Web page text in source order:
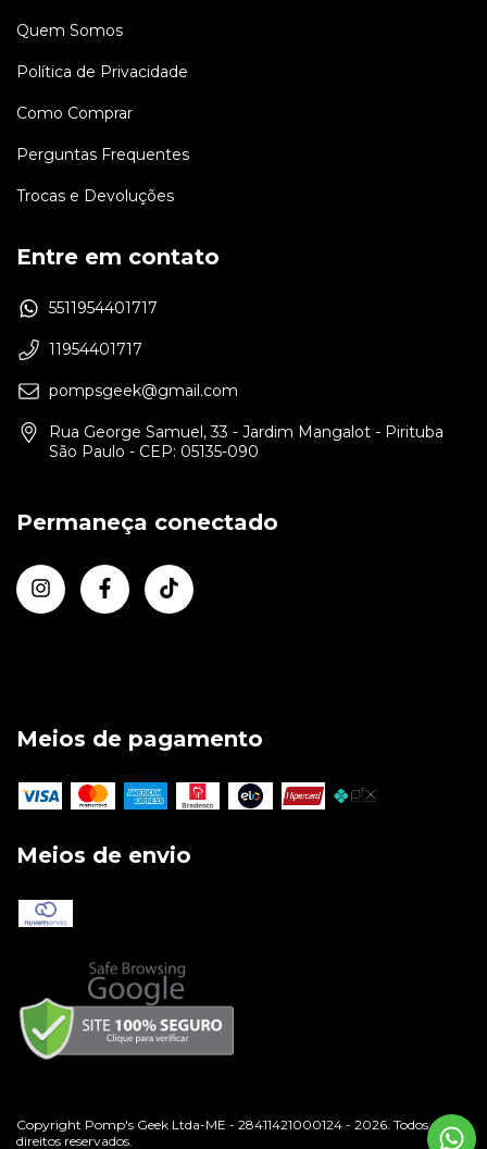
Quem Somos
Política de Privacidade
Como Comprar
Perguntas Frequentes
Trocas e Devoluções
Entre em contato
5511954401717
11954401717
pompsgeek@gmail.com
Rua George Samuel, 33 - Jardim Mangalot - Pirituba
São Paulo - CEP: 05135-090
Permaneça conectado
Meios de pagamento
Meios de envio
Copyright Pomp's Geek Ltda-ME - 28411421000124 - 2026. Todos os
direitos reservados.